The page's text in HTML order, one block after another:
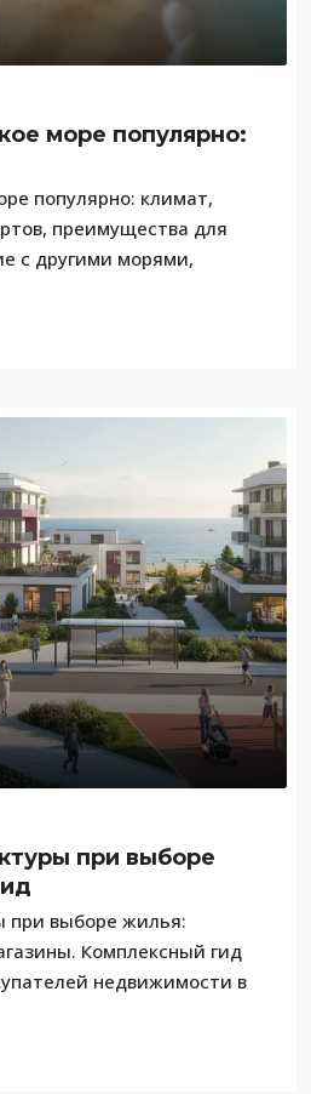
море популярно:
популярно: климат,
преимущества для
с другими морями,
при выборе
при выборе жилья:
Комплексный гид
недвижимости в